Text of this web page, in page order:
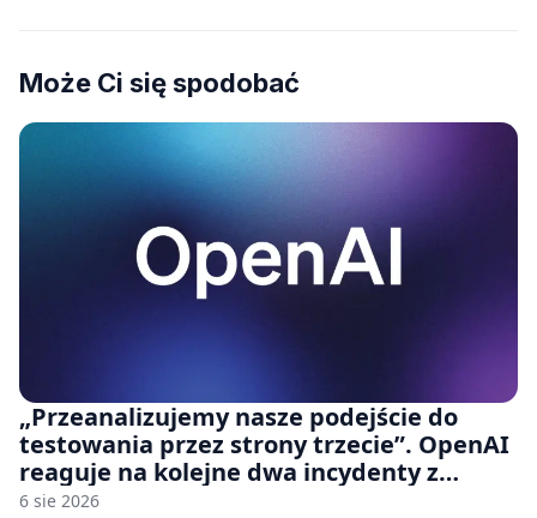
Może Ci się spodobać
„Przeanalizujemy nasze podejście do
testowania przez strony trzecie”. OpenAI
reaguje na kolejne dwa incydenty z
udziałem autorskich modeli
6 sie 2026